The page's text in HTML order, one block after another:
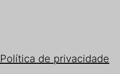
Política de privacidade